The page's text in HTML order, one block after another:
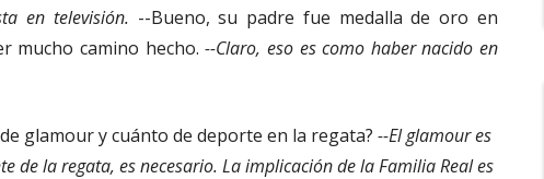
en televisión. --Bueno, su padre fue medalla de oro en
mucho camino hecho. --Claro, eso es como haber nacido en
glamour y cuánto de deporte en la regata? --El glamour es
de la regata, es necesario. La implicación de la Familia Real es